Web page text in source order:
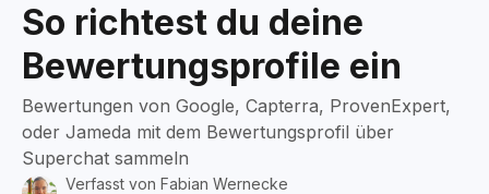
So richtest du deine
Bewertungsprofile ein
Bewertungen von Google, Capterra, ProvenExpert,
oder Jameda mit dem Bewertungsprofil über
Superchat sammeln
Verfasst von Fabian Wernecke